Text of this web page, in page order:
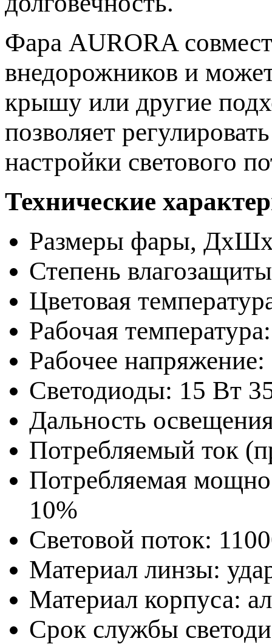
Фара AURORA
внедорожников и
крышу или другие
позволяет
настройки светового
Технические
Размеры фары,
Степень
Цветовая
Рабочая
Рабочее
Светодиоды: 15 Вт
Дальность
Потребляемый ток
Потребляемая
10%
Световой поток:
Материал линзы:
Материал корпуса:
Срок службы